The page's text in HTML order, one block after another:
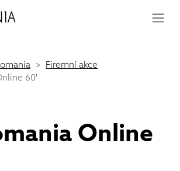
Firemní akce
60′
Online